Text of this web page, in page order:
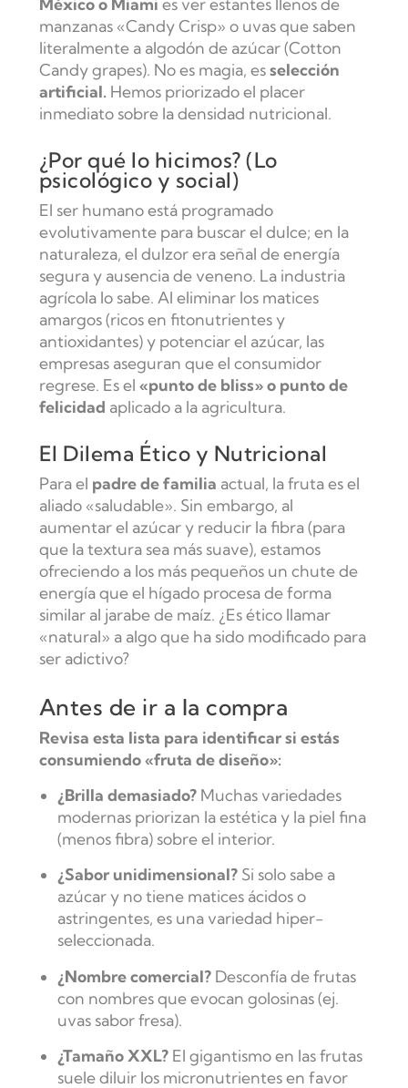
México o Miami es ver estantes llenos de
manzanas «Candy Crisp» o uvas que saben
literalmente a algodón de azúcar (Cotton
Candy grapes). No es magia, esselección
artificial. Hemos priorizado el placer
inmediato sobre la densidad nutricional.
¿Por qué lo hicimos? (Lo
psicológico y social)
El ser humano está programado
evolutivamente para buscar el dulce; en la
naturaleza, el dulzor era señal de energía
segura y ausencia de veneno. La industria
agrícola lo sabe. Al eliminar los matices
amargos (ricos en fitonutrientes y
antioxidantes) y potenciar el azúcar, las
empresas aseguran que el consumidor
regrese. Es el «punto de bliss» o punto de
felicidad aplicado a la agricultura.
El Dilema Ético y Nutricional
Para el padre de familia actual, la fruta es el
aliado «saludable». Sin embargo, al
aumentar el azúcar y reducir la fibra (para
que la textura sea más suave), estamos
ofreciendo a los más pequeños un chute de
energía que el hígado procesa de forma
similar al jarabe de maíz. ¿Es ético llamar
«natural» a algo que ha sido modificado para
ser adictivo?
Antes de ir a la compra
Revisa esta lista para identificar si estás
consumiendo «fruta de diseño»:
¿Brilla demasiado?Muchas variedades
modernas priorizan la estética y la piel fina
(menos fibra) sobre el interior.
¿Sabor unidimensional?Si solo sabe a
azúcar y no tiene matices ácidos o
astringentes, es una variedad hiper-
seleccionada.
¿Nombre comercial?Desconfía de frutas
con nombres que evocan golosinas (ej.
uvas sabor fresa).
¿Tamaño XXL? El gigantismo en las frutas
suele diluir los micronutrientes en favor